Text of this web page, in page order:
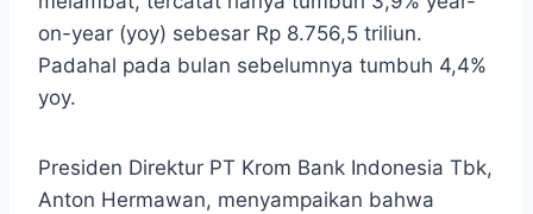
on-year (yoy) sebesar Rp 8.756,5 triliun.
Padahal pada bulan sebelumnya tumbuh 4,4%
yoy.
Presiden Direktur PT Krom Bank Indonesia Tbk,
Anton Hermawan, menyampaikan bahwa